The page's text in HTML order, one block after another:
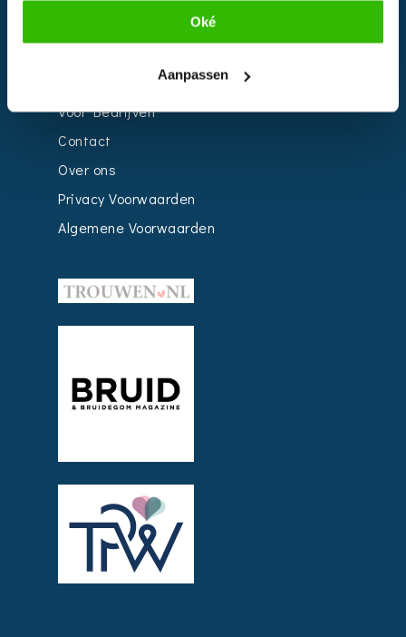
Oké
Aanpassen
Voor Bedrijven
Contact
Over ons
Privacy Voorwaarden
Algemene Voorwaarden